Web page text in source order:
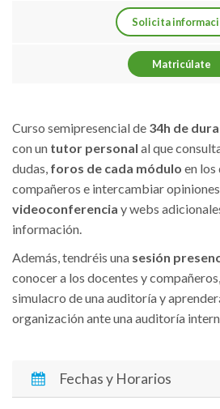
Solicita
Matricúlate
Curso semipresencial de 34h de
con un tutor personal al que
dudas, foros de cada módulo en los
compañeros e intercambiar
videoconferencia y webs
información.
Además, tendréis una sesión
conocer a los docentes y
simulacro de una auditoría y
organización ante una auditoría
Fechas y Horarios